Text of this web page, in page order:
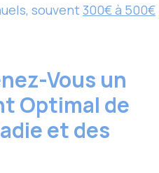
souvent300€ à 500€
Vous un
Optimal de
et des